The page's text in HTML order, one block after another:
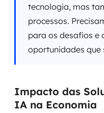
tecnologia, mas
processos.
para os desafios e
oportunidades que
Impacto das
IA na Economia